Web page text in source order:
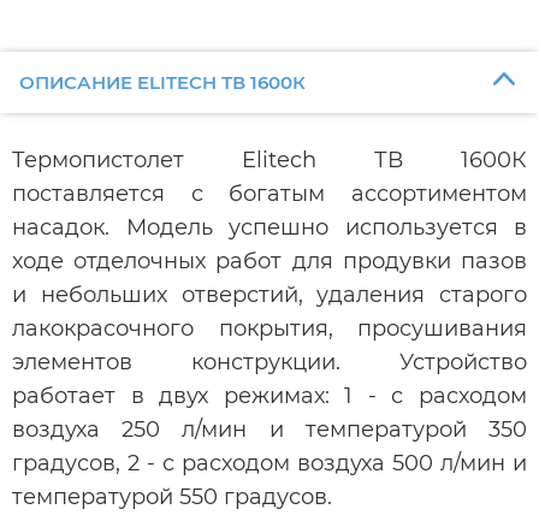
ОПИСАНИЕ ELITECH ТВ 1600К
Термопистолет Elitech ТВ 1600К
поставляется с богатым ассортиментом
насадок. Модель успешно используется в
ходе отделочных работ для продувки пазов
и небольших отверстий, удаления старого
лакокрасочного покрытия, просушивания
элементов конструкции. Устройство
работает в двух режимах: 1 - с расходом
воздуха 250 л/мин и температурой 350
градусов, 2 - с расходом воздуха 500 л/мин и
температурой 550 градусов.